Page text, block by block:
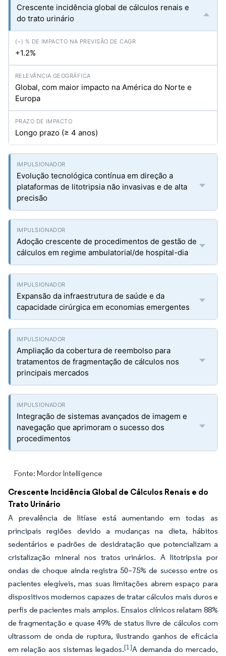
Crescente incidência global de cálculos renais e
do trato urinário
+1.2%
Global, com maior impacto na América do Norte e
Europa
Longo prazo (≥ 4 anos)
Evolução tecnológica contínua em direção a
plataformas de litotripsia não invasivas e de alta
precisão
Adoção crescente de procedimentos de gestão de
cálculos em regime ambulatorial/de hospital-dia
Expansão da infraestrutura de saúde e da
capacidade cirúrgica em economias emergentes
Ampliação da cobertura de reembolso para
tratamentos de fragmentação de cálculos nos
principais mercados
Integração de sistemas avançados de imagem e
navegação que aprimoram o sucesso dos
procedimentos
Fonte: Mordor Intelligence
Crescente Incidência Global de Cálculos Renais e do
Trato Urinário
A prevalência de litíase está aumentando em todas as
principais regiões devido a mudanças na dieta, hábitos
sedentários e padrões de desidratação que potencializam a
cristalização mineral nos tratos urinários. A litotripsia por
ondas de choque ainda registra 50–75% de sucesso entre os
pacientes elegíveis, mas suas limitações abrem espaço para
dispositivos modernos capazes de tratar cálculos mais duros e
perfis de pacientes mais amplos. Ensaios clínicos relatam 88%
de fragmentação e quase 49% de status livre de cálculos com
ultrassom de onda de ruptura, ilustrando ganhos de eficácia
em relação aos sistemas legados.[1]A demanda do mercado,